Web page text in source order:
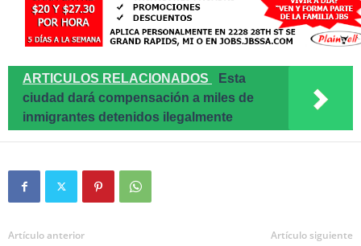
ARTICULOS RELACIONADOS
Esta
ciudad dará compensación a miles de
inmigrantes detenidos ilegalmente
Artículo anterior Artículo siguiente